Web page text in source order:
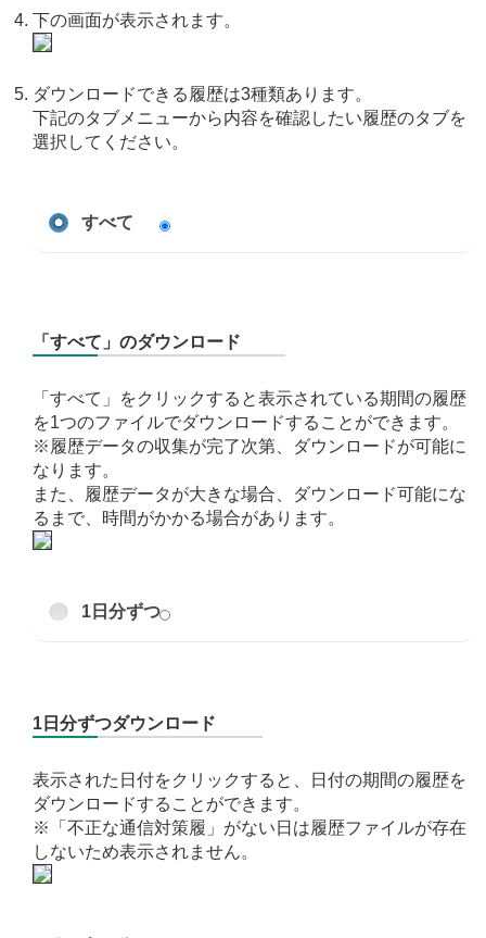
下の画面が表示されます。
ダウンロードできる履歴は3種類あります。
下記のタブメニューから内容を確認したい履歴のタブを
選択してください。
すべて
「すべて」のダウンロード
「すべて」をクリックすると表示されている期間の履歴
を1つのファイルでダウンロードすることができます。
※履歴データの収集が完了次第、ダウンロードが可能に
なります。
また、履歴データが大きな場合、ダウンロード可能にな
るまで、時間がかかる場合があります。
1日分ずつ
1日分ずつダウンロード
表示された日付をクリックすると、日付の期間の履歴を
ダウンロードすることができます。
※「不正な通信対策履」がない日は履歴ファイルが存在
しないため表示されません。